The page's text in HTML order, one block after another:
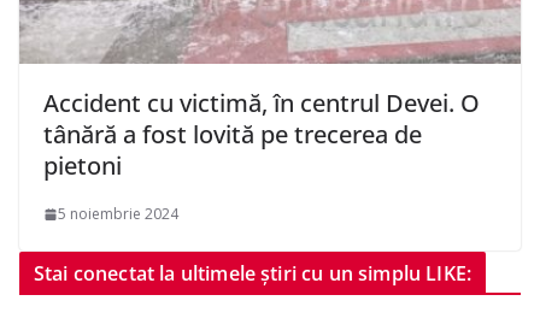
Accident cu victimă, în centrul Devei. O
tânără a fost lovită pe trecerea de
pietoni
5 noiembrie 2024
Stai conectat la ultimele știri cu un simplu LIKE: